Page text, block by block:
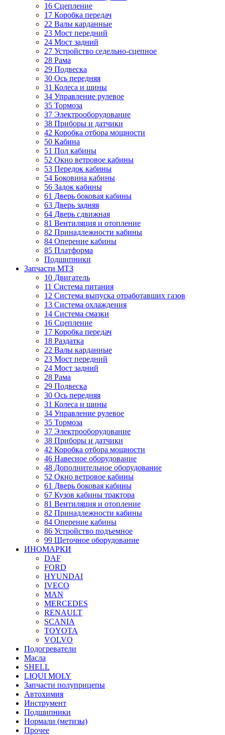
16 Сцепление
17 Коробка передач
22 Валы карданные
23 Мост передний
24 Мост задний
27 Устройство седельно-сцепное
28 Рама
29 Подвеска
30 Ось передняя
31 Колеса и шины
34 Управление рулевое
35 Тормоза
37 Электрооборудование
38 Приборы и датчики
42 Коробка отбора мощности
50 Кабина
51 Пол кабины
52 Окно ветровое кабины
53 Передок кабины
54 Боковина кабины
56 Задок кабины
61 Дверь боковая кабины
63 Дверь задняя
64 Дверь сдвижная
81 Вентиляция и отопление
82 Принадлежности кабины
84 Оперение кабины
85 Платформа
Подшипники
Запчасти МТЗ
10 Двигатель
11 Система питания
12 Система выпуска отработавших газов
13 Система охлаждения
14 Система смазки
16 Сцепление
17 Коробка передач
18 Раздатка
22 Валы карданные
23 Мост передний
24 Мост задний
28 Рама
29 Подвеска
30 Ось передняя
31 Колеса и шины
34 Управление рулевое
35 Тормоза
37 Электрооборудование
38 Приборы и датчики
42 Коробка отбора мощности
46 Навесное оборудование
48 Дополнительное оборудование
52 Окно ветровое кабины
61 Дверь боковая кабины
67 Кузов кабины трактора
81 Вентиляция и отопление
82 Принадлежности кабины
84 Оперение кабины
86 Устройство подъемное
99 Щеточное оборудование
ИНОМАРКИ
DAF
FORD
HYUNDAI
IVECO
MAN
MERCEDES
RENAULT
SCANIA
TOYOTA
VOLVO
Подогреватели
Масла
SHELL
LIQUI MOLY
Запчасти полуприцепы
Автохимия
Инструмент
Подшипники
Нормали (метизы)
Прочее